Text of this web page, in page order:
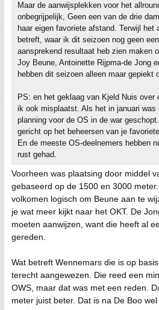
Maar de aanwijsplekken voor het
onbegrijpelijk, Geen een van de drie
haar eigen favoriete afstand. Terwijl het
betreft, waar ik dit seizoen nog geen
aansprekend resultaat heb zien maken
Joy Beune, Antoinette Rijpma-de Jong
hebben dit seizoen alleen maar gepiekt
PS: en het geklaag van Kjeld Nuis over
ik ook misplaatst. Als het in januari was
planning voor de OS in de war
gericht op het beheersen van je
En de meeste OS-deelnemers hebben
rust gehad.
Voorheen was plaatsing door middel
gebaseerd op de 1500 en 3000
volkomen logisch om Beune aan te
je wat meer kijkt naar het OKT. De
moeten aanwijzen, want die heeft al
gereden.
Wat betreft Wennemars die is op
terecht aangewezen. Die reed een
OWS, maar dat was met een reden.
meter juist beter. Dat is na De Boo